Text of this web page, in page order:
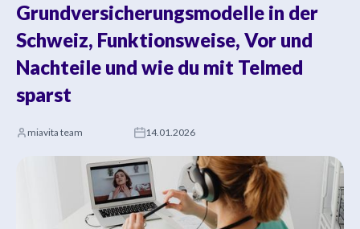
Grundversicherungsmodelle in der
Schweiz, Funktionsweise, Vor und
Nachteile und wie du mit Telmed
sparst
miavita team 14.01.2026